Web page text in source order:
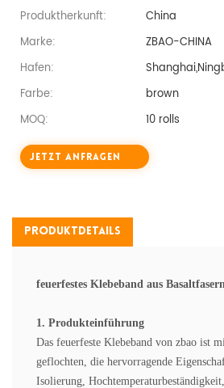
Produktherkunft:
China
Marke:
ZBAO-CHINA
Hafen:
Farbe:
brown
MOQ:
10 rolls
JETZT ANFRAGEN
Produktdetails
feuerfestes Klebeband aus Basaltfasern
1. Produkteinführung
Das feuerfeste Klebeband von zbao ist
geflochten, die hervorragende
Isolierung,